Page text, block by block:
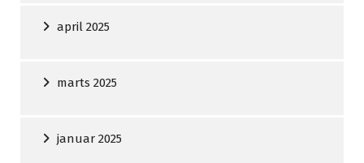
april 2025
marts 2025
januar 2025